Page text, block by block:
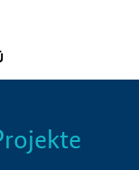
Info